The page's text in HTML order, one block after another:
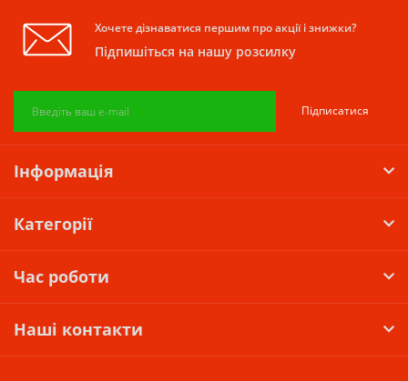
Хочете дізнаватися першим про акції і знижки?
Підпишіться на нашу розсилку
Підписатися
Інформація
Категорії
Час роботи
Наші контакти